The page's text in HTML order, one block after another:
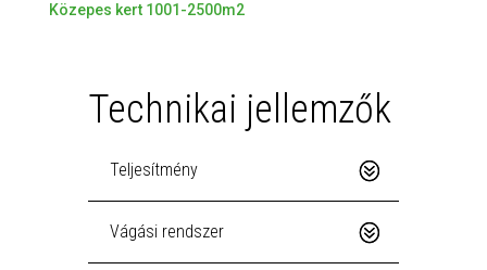
Közepes kert 1001-2500m2
Technikai jellemzők
Teljesítmény
Vágási rendszer